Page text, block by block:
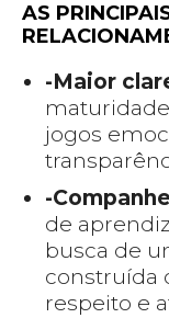
AS
-Maior
jogos
-
de
busca de
construída
respeito e